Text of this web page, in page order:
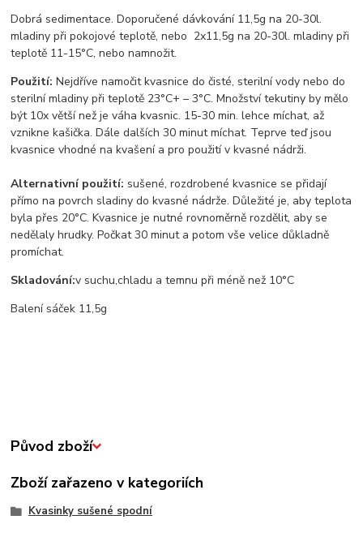
Dobrá sedimentace. Doporučené dávkování 11,5g na 20-30l.
mladiny při pokojové teplotě, nebo 2x11,5g na 20-30l. mladiny při
teplotě 11-15°C, nebo namnožit.
Použití:Nejdříve namočit kvasnice do čisté, sterilní vody nebo do
sterilní mladiny při teplotě 23°C+ – 3°C. Množství tekutiny by mělo
být 10x větší než je váha kvasnic. 15-30 min. lehce míchat, až
vznikne kašička. Dále dalších 30 minut míchat. Teprve teď jsou
kvasnice vhodné na kvašení a pro použití v kvasné nádrži.
Alternativní použití: sušené, rozdrobené kvasnice se přidají
přímo na povrch sladiny do kvasné nádrže. Důležité je, aby teplota
byla přes 20°C. Kvasnice je nutné rovnoměrně rozdělit, aby se
nedělaly hrudky. Počkat 30 minut a potom vše velice důkladně
promíchat.
Skladování:v suchu,chladu a temnu při méně než 10°C
Balení sáček 11,5g
Původ zboží
Zboží zařazeno v kategoriích
Kvasinky sušené spodní